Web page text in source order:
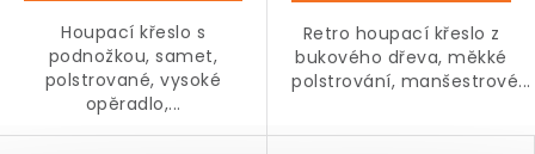
Houpací křeslo s
podnožkou, samet,
polstrované, vysoké
opěradlo,...
Retro houpací křeslo z
bukového dřeva, měkké
polstrování, manšestrové...